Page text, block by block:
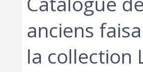
anciens
la collection